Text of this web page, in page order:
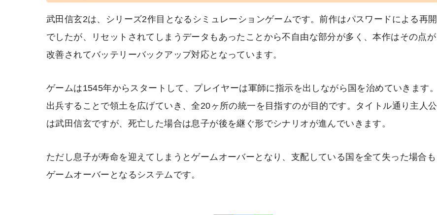
武田信玄2は、シリーズ2作目となるシミュレーションゲームです。前作はパスワードによる再開
でしたが、リセットされてしまうデータもあったことから不自由な部分が多く、本作はその点が
改善されてバッテリーバックアップ対応となっています。
ゲームは1545年からスタートして、プレイヤーは軍師に指示を出しながら国を治めていきます。
出兵することで領土を広げていき、全20ヶ所の統一を目指すのが目的です。タイトル通り主人公
は武田信玄ですが、死亡した場合は息子が後を継ぐ形でシナリオが進んでいきます。
ただし息子が寿命を迎えてしまうとゲームオーバーとなり、支配している国を全て失った場合も
ゲームオーバーとなるシステムです。